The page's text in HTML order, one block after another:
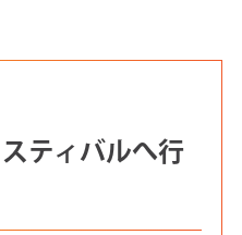
ティバルへ行